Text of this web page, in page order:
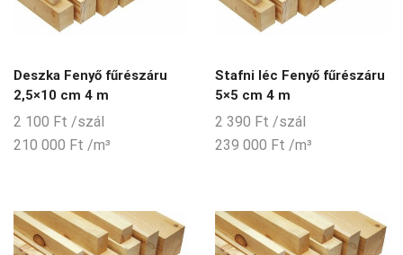
Deszka Fenyő fűrészáru
2,5×10 cm 4 m
2 100 Ft /szál
210 000 Ft /m³
Stafni léc Fenyő fűrészáru
5×5 cm 4 m
2 390 Ft /szál
239 000 Ft /m³